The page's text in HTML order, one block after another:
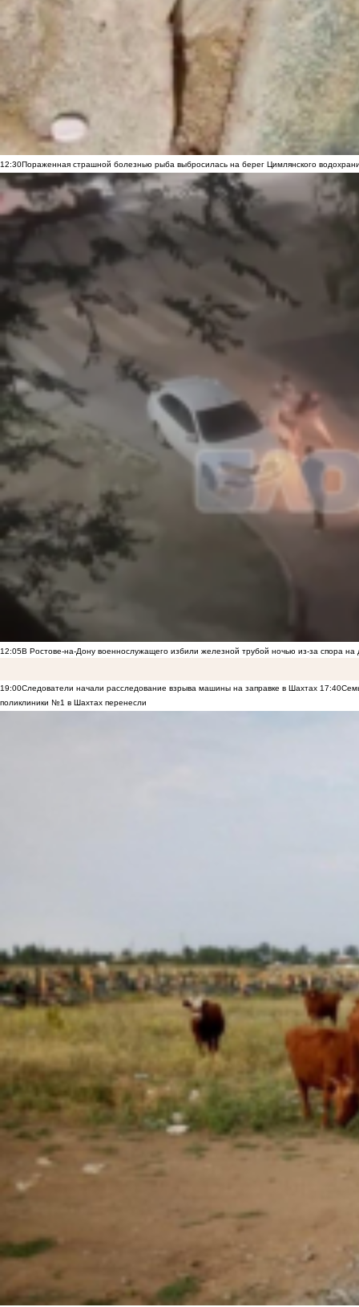
12:30Пораженная страшной болезнью рыба выбросилась на берег Цимлянского
12:05В Ростове-на-Дону военнослужащего избили железной трубой ночью из-за спора на
19:00Следователи начали расследование взрыва машины на заправке в Шахтах 17:40
поликлиники №1 в Шахтах перенесли